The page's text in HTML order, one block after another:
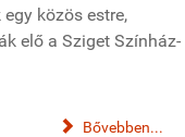
közös estre,
elő a Sziget Színház-
Bővebben...